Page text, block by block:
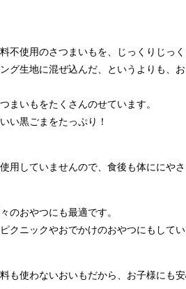
不使用のさつまいもを、じっくりじっ
グ生地に混ぜ込んだ、というよりも、
まいもをたくさんのせています。
い黒ごまをたっぷり！
用していませんので、食後も体ににやさ
のおやつにも最適です。
クニックやおでかけのおやつにもしてい
も使わないおいもだから、お子様にも